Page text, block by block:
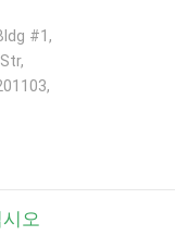
#1,
오